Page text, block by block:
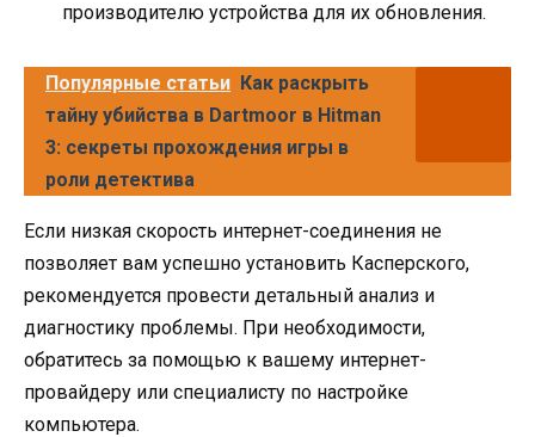
производителю устройства для их обновления.
Популярные статьи Как раскрыть
тайну убийства в Dartmoor в Hitman
3: секреты прохождения игры в
роли детектива
Если низкая скорость интернет-соединения не
позволяет вам успешно установить Касперского,
рекомендуется провести детальный анализ и
диагностику проблемы. При необходимости,
обратитесь за помощью к вашему интернет-
провайдеру или специалисту по настройке
компьютера.